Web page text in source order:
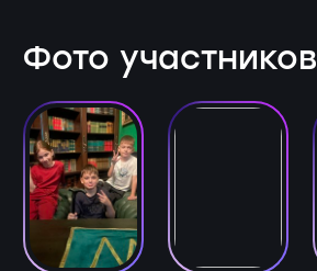
Фото участников